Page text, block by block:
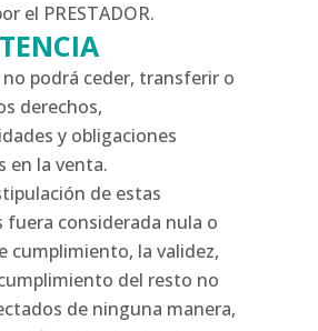
el PRESTADOR.
no podrá ceder, transferir o
derechos,
y obligaciones
en la venta.
de estas
fuera considerada nula o
cumplimiento, la validez,
del resto no
de ninguna manera,